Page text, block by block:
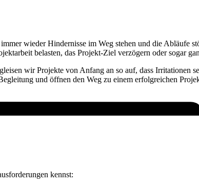
wieder Hindernisse im Weg stehen und die
belasten, das Projekt-Ziel verzögern oder sogar
wir Projekte von Anfang an so auf, dass
und öffnen den Weg zu einem erfolgreichen
kennst: